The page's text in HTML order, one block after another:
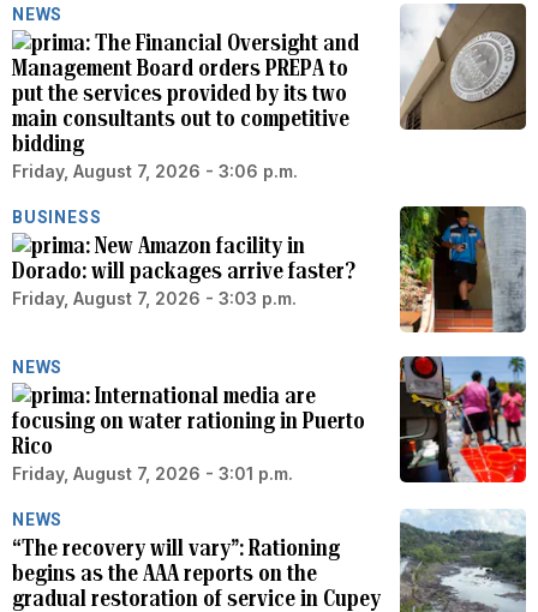
NEWS
The Financial Oversight and
Management Board orders PREPA to
put the services provided by its two
main consultants out to competitive
bidding
Friday, August 7, 2026 - 3:06 p.m.
BUSINESS
New Amazon facility in
Dorado: will packages arrive faster?
Friday, August 7, 2026 - 3:03 p.m.
NEWS
International media are
focusing on water rationing in Puerto
Rico
Friday, August 7, 2026 - 3:01 p.m.
NEWS
“The recovery will vary”: Rationing
begins as the AAA reports on the
gradual restoration of service in Cupey